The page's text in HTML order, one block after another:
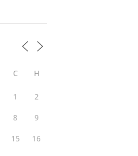
С Н
1 2
8 9
15 16